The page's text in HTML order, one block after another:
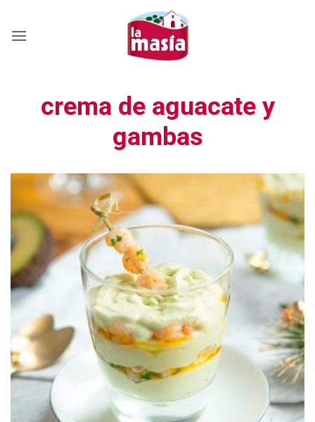
contenido
crema de aguacate y
gambas